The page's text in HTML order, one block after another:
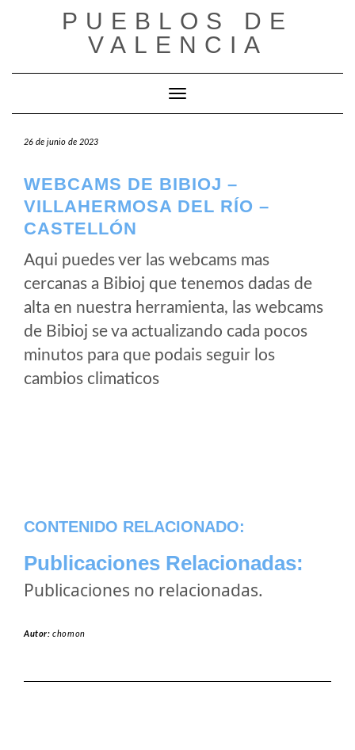
PUEBLOS DE
VALENCIA
Cambiar modo de navegación
26 de junio de 2023
WEBCAMS DE BIBIOJ –
VILLAHERMOSA DEL RÍO –
CASTELLÓN
Aqui puedes ver las webcams mas
cercanas a Bibioj que tenemos dadas de
alta en nuestra herramienta, las webcams
de Bibioj se va actualizando cada pocos
minutos para que podais seguir los
cambios climaticos
CONTENIDO RELACIONADO:
Publicaciones Relacionadas:
Publicaciones no relacionadas.
Autor:chomon